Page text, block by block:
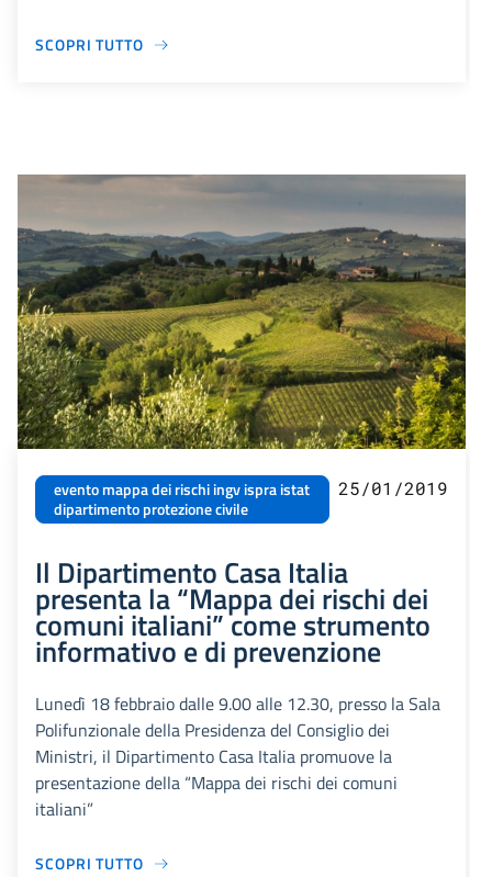
SCOPRI TUTTO
evento mappa dei rischi ingv ispra istat
dipartimento protezione civile
25/01/2019
Il Dipartimento Casa Italia
presenta la “Mappa dei rischi dei
comuni italiani” come strumento
informativo e di prevenzione
Lunedì 18 febbraio dalle 9.00 alle 12.30, presso la Sala
Polifunzionale della Presidenza del Consiglio dei
Ministri, il Dipartimento Casa Italia promuove la
presentazione della “Mappa dei rischi dei comuni
italiani”
SCOPRI TUTTO